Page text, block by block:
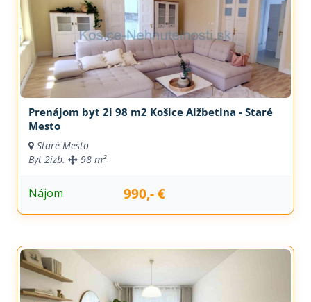
Prenájom byt 2i 98 m2 Košice Alžbetina - Staré
Mesto
Staré Mesto
Byt 2izb. 98 m²
Nájom 990,- €